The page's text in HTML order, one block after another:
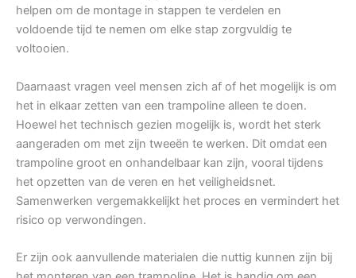
helpen om de montage in stappen te verdelen en
voldoende tijd te nemen om elke stap zorgvuldig te
voltooien.
Daarnaast vragen veel mensen zich af of het mogelijk is om
het in elkaar zetten van een trampoline alleen te doen.
Hoewel het technisch gezien mogelijk is, wordt het sterk
aangeraden om met zijn tweeën te werken. Dit omdat een
trampoline groot en onhandelbaar kan zijn, vooral tijdens
het opzetten van de veren en het veiligheidsnet.
Samenwerken vergemakkelijkt het proces en vermindert het
risico op verwondingen.
Er zijn ook aanvullende materialen die nuttig kunnen zijn bij